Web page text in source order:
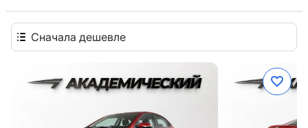
Сначала дешевле